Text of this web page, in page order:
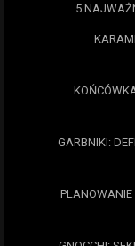
5
GARBNIKI:
PLANOWANIE